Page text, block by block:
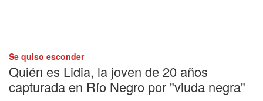
Se quiso esconder
Quién es Lidia, la joven de 20 años
capturada en Río Negro por "viuda negra"